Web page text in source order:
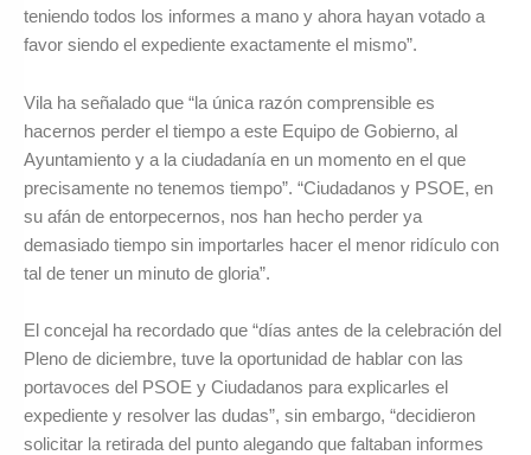
teniendo todos los informes a mano y ahora hayan votado a
favor siendo el expediente exactamente el mismo”.
Vila ha señalado que “la única razón comprensible es
hacernos perder el tiempo a este Equipo de Gobierno, al
Ayuntamiento y a la ciudadanía en un momento en el que
precisamente no tenemos tiempo”. “Ciudadanos y PSOE, en
su afán de entorpecernos, nos han hecho perder ya
demasiado tiempo sin importarles hacer el menor ridículo con
tal de tener un minuto de gloria”.
El concejal ha recordado que “días antes de la celebración del
Pleno de diciembre, tuve la oportunidad de hablar con las
portavoces del PSOE y Ciudadanos para explicarles el
expediente y resolver las dudas”, sin embargo, “decidieron
solicitar la retirada del punto alegando que faltaban informes